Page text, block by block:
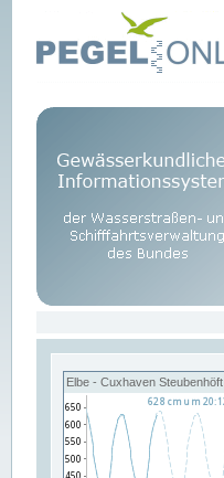
Elbe - Cuxhaven Steubenhöft